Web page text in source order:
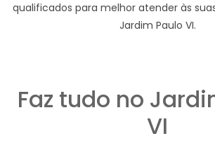
qualificados para melhor atender às
Jardim Paulo VI.
Faz tudo no
VI